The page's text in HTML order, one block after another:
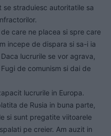
se straduiesc autoritatile sa
care ne placea si spre care
incepe de dispara si sa-i ia
lucrurile se vor agrava,
de comunism si dai de
lucrurile in Europa.
de Rusia in buna parte,
si sunt pregatite viitoarele
pe creier. Am auzit in